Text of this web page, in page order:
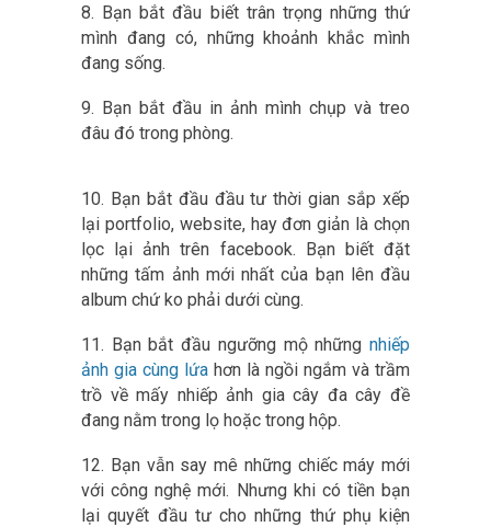
8. Bạn bắt đầu biết trân trọng những thứ
mình đang có, những khoảnh khắc mình
đang sống.
9. Bạn bắt đầu in ảnh mình chụp và treo
đâu đó trong phòng.
10. Bạn bắt đầu đầu tư thời gian sắp xếp
lại portfolio, website, hay đơn giản là chọn
lọc lại ảnh trên facebook. Bạn biết đặt
những tấm ảnh mới nhất của bạn lên đầu
album chứ ko phải dưới cùng.
11. Bạn bắt đầu ngưỡng mộ những nhiếp
ảnh gia cùng lứa hơn là ngồi ngắm và trầm
trồ về mấy nhiếp ảnh gia cây đa cây đề
đang nằm trong lọ hoặc trong hộp.
12. Bạn vẫn say mê những chiếc máy mới
với công nghệ mới. Nhưng khi có tiền bạn
lại quyết đầu tư cho những thứ phụ kiện